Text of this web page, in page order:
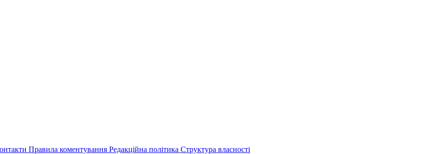
Правила коментування Редакційна політика Структура власності